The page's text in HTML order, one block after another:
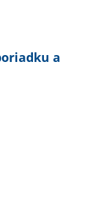
a